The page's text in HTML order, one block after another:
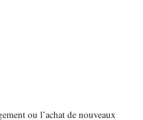
ou l’achat de nouveaux